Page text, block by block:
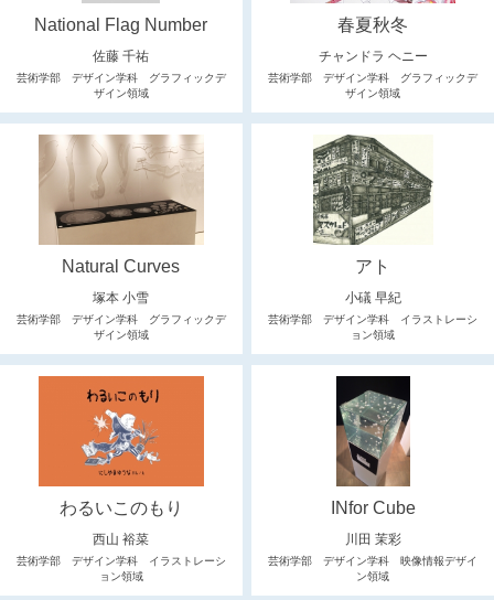
National Flag Number
佐藤 千祐
芸術学部 デザイン学科 グラフィックデ
ザイン領域
春夏秋冬
チャンドラ ヘニー
芸術学部 デザイン学科 グラフィックデ
ザイン領域
Natural Curves
塚本 小雪
芸術学部 デザイン学科 グラフィックデ
ザイン領域
アト
小礒 早紀
芸術学部 デザイン学科 イラストレーシ
ョン領域
わるいこのもり
西山 裕菜
芸術学部 デザイン学科 イラストレーシ
ョン領域
INfor Cube
川田 茉彩
芸術学部 デザイン学科 映像情報デザイ
ン領域